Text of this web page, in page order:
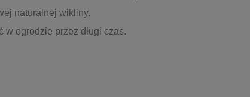
naturalnej wikliny.
w ogrodzie przez długi czas.